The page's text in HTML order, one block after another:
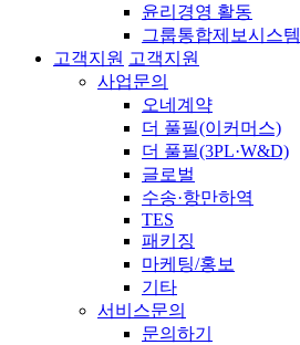
윤리경영 활동
그룹통합제보시스템
고객지원 고객지원
사업문의
오네계약
더 풀필(이커머스)
더 풀필(3PL·W&D)
글로벌
수송·항만하역
TES
패키징
마케팅/홍보
기타
서비스문의
문의하기